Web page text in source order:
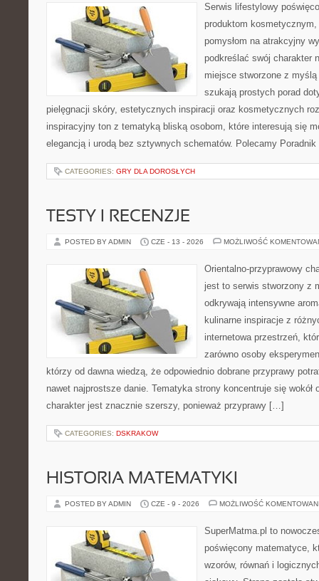
Serwis lifestylowy
produktom
pomysłom na atrakcyjny
podkreślać swój charakter
miejsce stworzone z
szukają prostych porad
pielęgnacji skóry, estetycznych inspiracji oraz kosmetycznych
inspiracyjny ton z tematyką bliską osobom, które interesują się
elegancją i urodą bez sztywnych schematów. Polecamy
CATEGORIES: GRY DLA DOROSŁYCH
TESTY I RECENZJE
POSTED BY ADMIN CZE - 13 - 2026 MOŻLIWOŚĆ
Orientalno-przyprawowy
jest to serwis stworzony z
odkrywają intensywne
kulinarne inspiracje z
internetowa przestrzeń,
zarówno osoby
którzy od dawna wiedzą, że odpowiednio dobrane przyprawy
nawet najprostsze danie. Tematyka strony koncentruje się wokół
charakter jest znacznie szerszy, ponieważ przyprawy […]
CATEGORIES: DSKRAKOW
HISTORIA MATEMATYKI
POSTED BY ADMIN CZE - 9 - 2026 MOŻLIWOŚĆ
SuperMatma.pl to
poświęcony matematyce,
wzorów, równań i